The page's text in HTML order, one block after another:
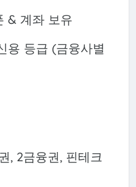
& 계좌 보유
용 등급 (금융사별
, 2금융권, 핀테크